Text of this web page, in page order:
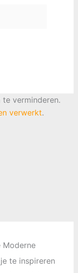
verminderen.
verwerkt.
Moderne
te inspireren